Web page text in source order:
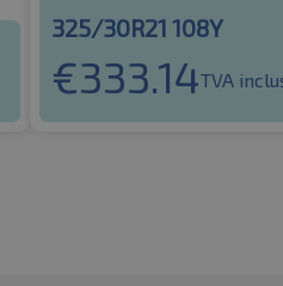
325/30R21 108Y
€333.14TVA